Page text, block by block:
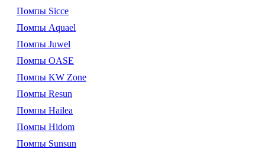
Помпы Sicce
Помпы Aquael
Помпы Juwel
Помпы OASE
Помпы KW Zone
Помпы Resun
Помпы Hailea
Помпы Hidom
Помпы Sunsun